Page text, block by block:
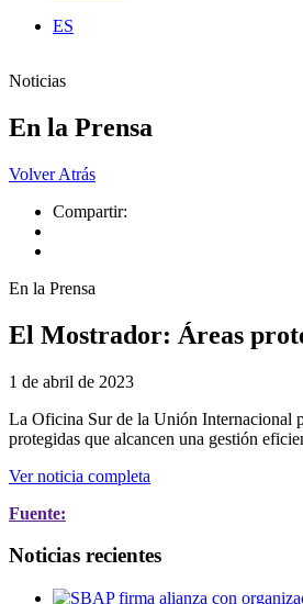
ES
Noticias
En la Prensa
Volver Atrás
Compartir:
En la Prensa
El Mostrador: Áreas
1 de abril de 2023
La Oficina Sur de la Unión Internacional
protegidas que alcancen una gestión
Ver noticia completa
Fuente:
Noticias recientes